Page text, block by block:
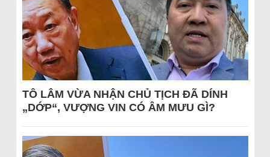
TÔ LÂM VỪA NHẬN CHỦ TỊCH ĐÃ DÍNH
„DỚP“, VƯỢNG VIN CÓ ÂM MƯU GÌ?